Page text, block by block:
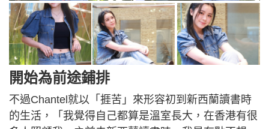
開始為前途鋪排
不過Chantel就以「捱苦」來形容初到新西蘭讀書時
的生活，「我覺得自己都算是溫室長大，在香港有很